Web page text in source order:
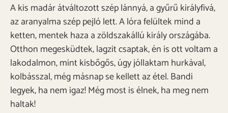
A kis madár átváltozott szép lánnyá, a gyűrű királyfivá,
az aranyalma szép pejló lett. A lóra felültek mind a
ketten, mentek haza a zöldszakállú király országába.
Otthon megesküdtek, lagzit csaptak, én is ott voltam a
lakodalmon, mint kisbőgős, úgy jóllaktam hurkával,
kolbásszal, még másnap se kellett az étel. Bandi
legyek, ha nem igaz! Még most is élnek, ha meg nem
haltak!